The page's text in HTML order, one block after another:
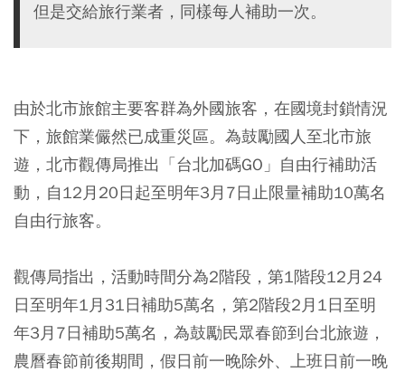
但是交給旅行業者，同樣每人補助一次。
由於北市旅館主要客群為外國旅客，在國境封鎖情況
下，旅館業儼然已成重災區。為鼓勵國人至北市旅
遊，北市觀傳局推出「台北加碼GO」自由行補助活
動，自12月20日起至明年3月7日止限量補助10萬名
自由行旅客。
觀傳局指出，活動時間分為2階段，第1階段12月24
日至明年1月31日補助5萬名，第2階段2月1日至明
年3月7日補助5萬名，為鼓勵民眾春節到台北旅遊，
農曆春節前後期間，假日前一晚除外、上班日前一晚